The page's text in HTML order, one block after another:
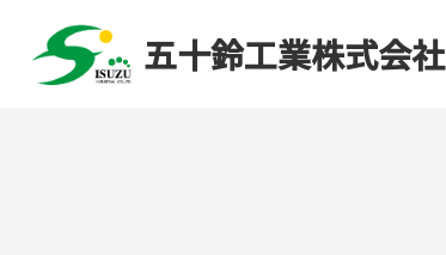
五十鈴工業株式会社